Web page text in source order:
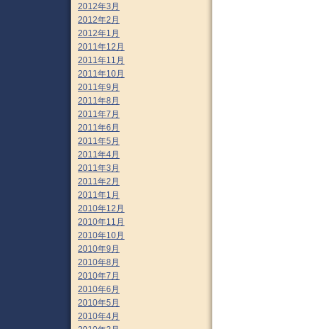
2012年3月
2012年2月
2012年1月
2011年12月
2011年11月
2011年10月
2011年9月
2011年8月
2011年7月
2011年6月
2011年5月
2011年4月
2011年3月
2011年2月
2011年1月
2010年12月
2010年11月
2010年10月
2010年9月
2010年8月
2010年7月
2010年6月
2010年5月
2010年4月